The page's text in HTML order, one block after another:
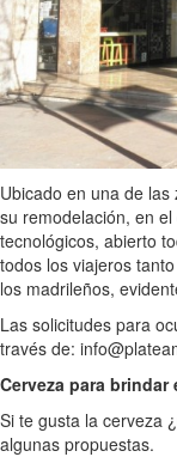
Ubicado en una de
su remodelación, en
tecnológicos, abierto
todos los viajeros
los madrileños,
Las solicitudes para
través de:
Cerveza para brindar
Si te gusta la cerveza
algunas propuestas.